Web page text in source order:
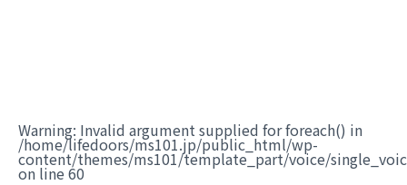
Warning: Invalid argument supplied for foreach() in
/home/lifedoors/ms101.jp/public_html/wp-
content/themes/ms101/template_part/voice/
on line 60